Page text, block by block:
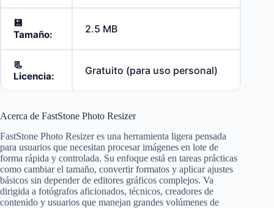
💾
Tamaño:
2.5 MB
📃
Licencia:
Gratuito (para uso personal)
Acerca de FastStone Photo Resizer
FastStone Photo Resizer es una herramienta ligera pensada
para usuarios que necesitan procesar imágenes en lote de
forma rápida y controlada. Su enfoque está en tareas prácticas
como cambiar el tamaño, convertir formatos y aplicar ajustes
básicos sin depender de editores gráficos complejos. Va
dirigida a fotógrafos aficionados, técnicos, creadores de
contenido y usuarios que manejan grandes volúmenes de